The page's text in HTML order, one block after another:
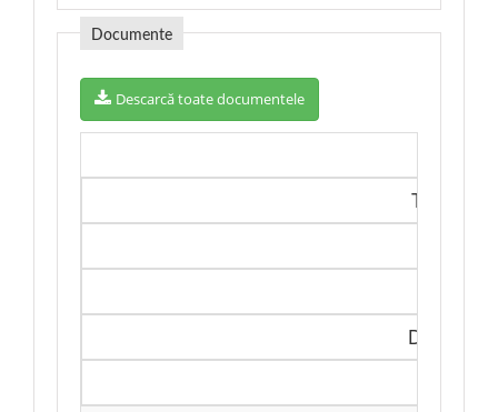
Documente
Descarcă toate documentele
Tip
Data